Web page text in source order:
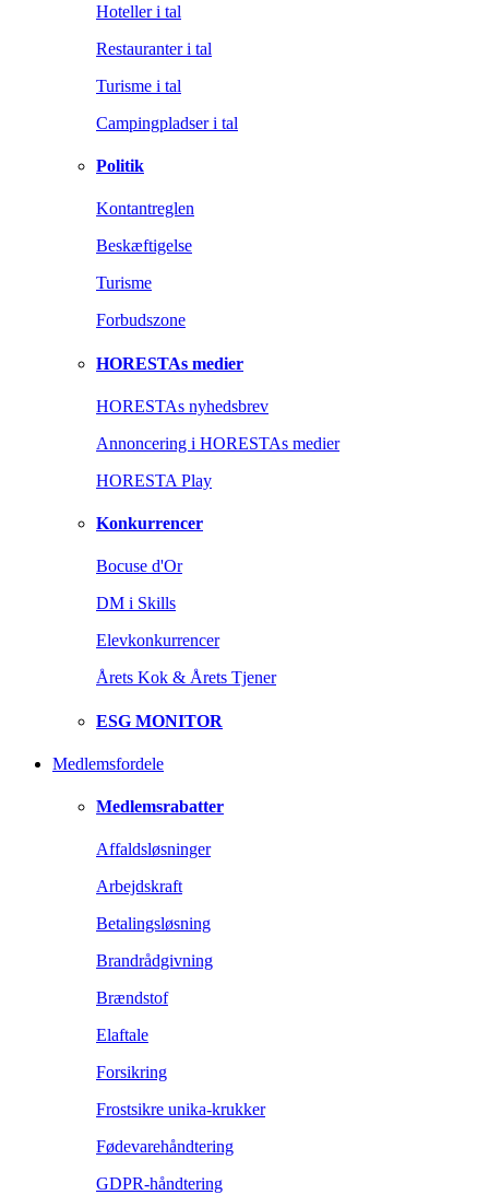
Hoteller i tal
Restauranter i tal
Turisme i tal
Campingpladser i tal
Politik
Kontantreglen
Beskæftigelse
Turisme
Forbudszone
HORESTAs medier
HORESTAs nyhedsbrev
Annoncering i HORESTAs medier
HORESTA Play
Konkurrencer
Bocuse d'Or
DM i Skills
Elevkonkurrencer
Årets Kok & Årets Tjener
ESG MONITOR
Medlemsfordele
Medlemsrabatter
Affaldsløsninger
Arbejdskraft
Betalingsløsning
Brandrådgivning
Brændstof
Elaftale
Forsikring
Frostsikre unika-krukker
Fødevarehåndtering
GDPR-håndtering